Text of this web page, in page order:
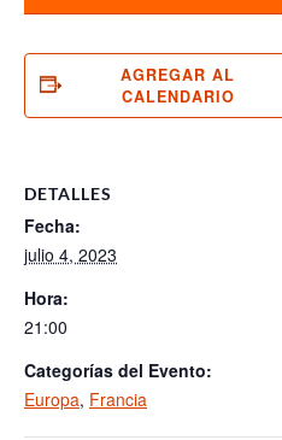
AGREGAR AL
CALENDARIO
DETALLES
Fecha:
julio 4, 2023
Hora:
21:00
Categorías del Evento:
Europa, Francia